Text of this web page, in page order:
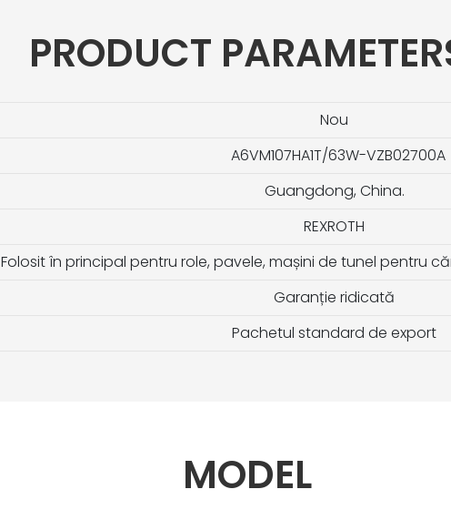
PRODUCT
Nou
A6VM107HA1T/63W-VZB02700A
Guangdong, China.
REXROTH
Folosit în principal pentru role, pavele, mașini de tunel pentru
Garanție ridicată
Pachetul standard de export
MODEL